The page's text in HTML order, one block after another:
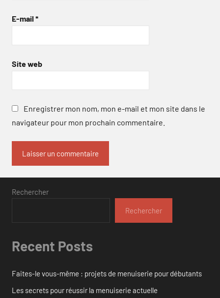
E-mail *
Site web
Enregistrer mon nom, mon e-mail et mon site dans le
navigateur pour mon prochain commentaire.
Rechercher
Rechercher
Recent Posts
Faites-le vous-même : projets de menuiserie pour débutants
Les secrets pour réussir la menuiserie actuelle